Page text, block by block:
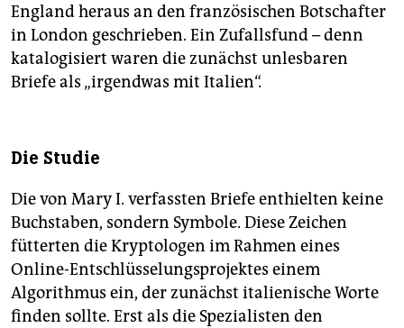
England heraus an den französischen Botschafter
in London geschrieben. Ein Zufallsfund – denn
katalogisiert waren die zunächst unlesbaren
Briefe als „irgendwas mit Italien“.
Die Studie
Die von Mary I. verfassten Briefe enthielten keine
Buchstaben, sondern Symbole. Diese Zeichen
fütterten die Kryptologen im Rahmen eines
Online-Entschlüsselungsprojektes einem
Algorithmus ein, der zunächst italienische Worte
finden sollte. Erst als die Spezialisten den